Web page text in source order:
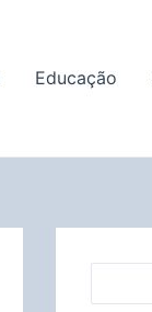
Educação